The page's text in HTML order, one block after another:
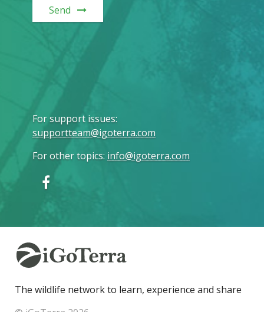
Send
For support issues:
supportteam@igoterra.com
For other topics: info@igoterra.com
The wildlife network to learn, experience and share